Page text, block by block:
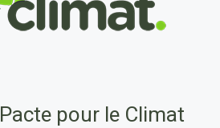
Pacte pour le Climat